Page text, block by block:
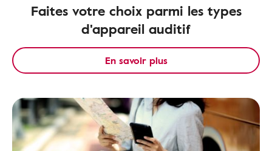
Faites votre choix parmi les types
d'appareil auditif
En savoir plus